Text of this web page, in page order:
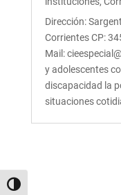
Alternar alto contraste
Dirección:
Corrientes CP:
Mail:
y adolescentes
discapacidad la
situaciones